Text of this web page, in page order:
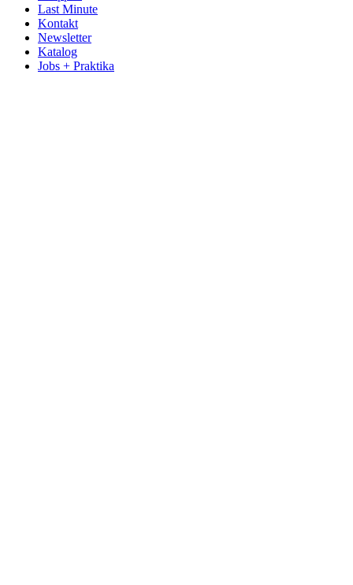
Last Minute
Kontakt
Newsletter
Katalog
Jobs + Praktika